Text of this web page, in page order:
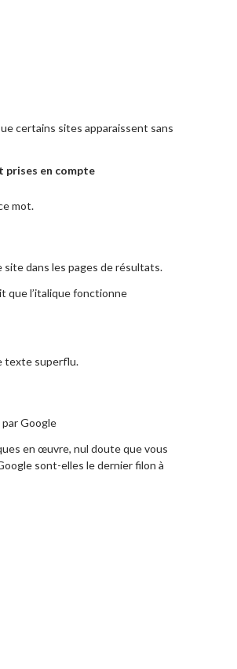
certains sites apparaissent sans
prises en compte
mot.
site dans les pages de résultats.
que l’italique fonctionne
texte superflu.
Google
en œuvre, nul doute que vous
sont-elles le dernier filon à